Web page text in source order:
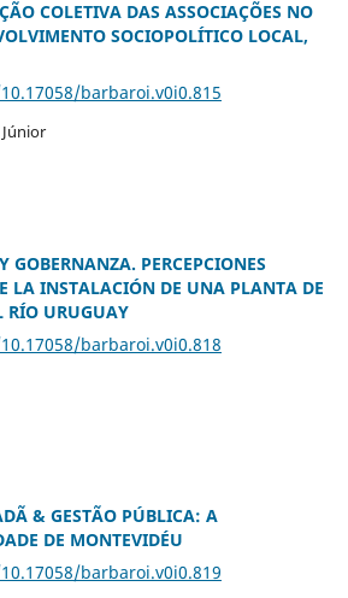
COLETIVA DAS ASSOCIAÇÕES NO
SOCIOPOLÍTICO LOCAL,
barbaroi.v0i0.815
GOBERNANZA. PERCEPCIONES
LA INSTALACIÓN DE UNA PLANTA DE
RÍO URUGUAY
barbaroi.v0i0.818
& GESTÃO PÚBLICA: A
DE MONTEVIDÉU
barbaroi.v0i0.819